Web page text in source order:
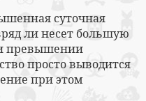
суточная
ли несет большую
превышении
просто выводится
при этом